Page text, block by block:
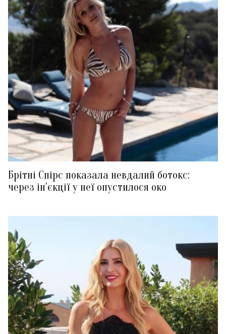
Брітні Спірс показала невдалий ботокс:
через ін'єкції у неї опустилося око